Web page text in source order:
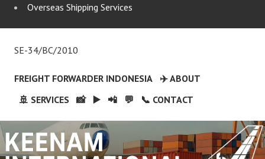
Overseas Shipping Services
SE-34/BC/2010
FREIGHT FORWARDER INDONESIA
✈️ ABOUT
🚢 SERVICES
📸 ▶️ 📲 💬 📞 CONTACT